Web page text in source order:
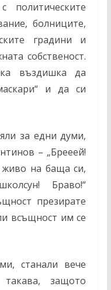
болниците,
градини и
собственост.
въздишка да
и да си
за едни думи,
– „Брееей!
на баща си,
Браво!“
презирате
всъщност им се
станали вече
защото